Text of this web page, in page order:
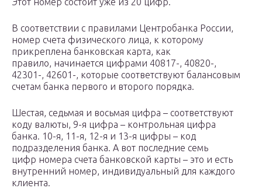
В соответствии с правилами Центробанка России,
номер счета физического лица, к которому
прикреплена банковская карта, как
правило, начинается цифрами 40817-, 40820-,
42301-, 42601-, которые соответствуют балансовым
счетам банка первого и второго порядка.
Шестая, седьмая и восьмая цифра – соответствуют
коду валюты, 9-я цифра – контрольная цифра
банка. 10-я, 11-я, 12-я и 13-я цифры – код
подразделения банка. А вот последние семь
цифр номера счета банковской карты – это и есть
внутренний номер, индивидуальный для каждого
клиента.